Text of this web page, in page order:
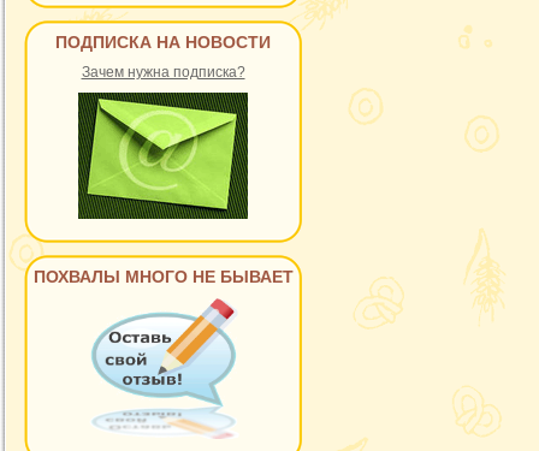
ПОДПИСКА НА НОВОСТИ
Зачем нужна подписка?
ПОХВАЛЫ МНОГО НЕ БЫВАЕТ